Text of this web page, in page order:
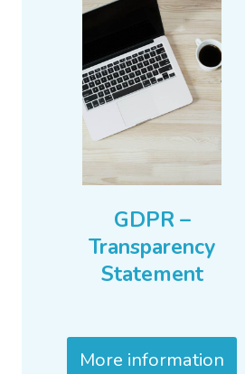
GDPR –
Transparency
Statement
More information